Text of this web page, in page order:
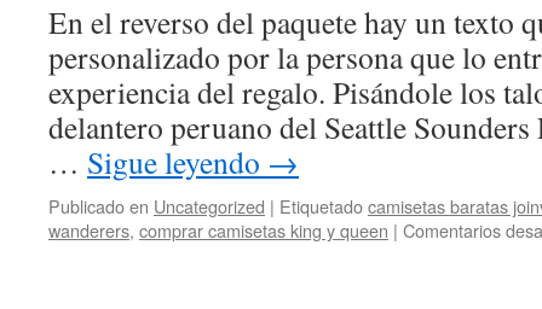
En el reverso del paquete hay un texto
personalizado por la persona que lo
experiencia del regalo. Pisándole los
delantero peruano del Seattle
… Sigue leyendo →
Publicado en Uncategorized | Etiquetadocamisetas baratas
wanderers, comprar camisetas king y queen | Comentarios